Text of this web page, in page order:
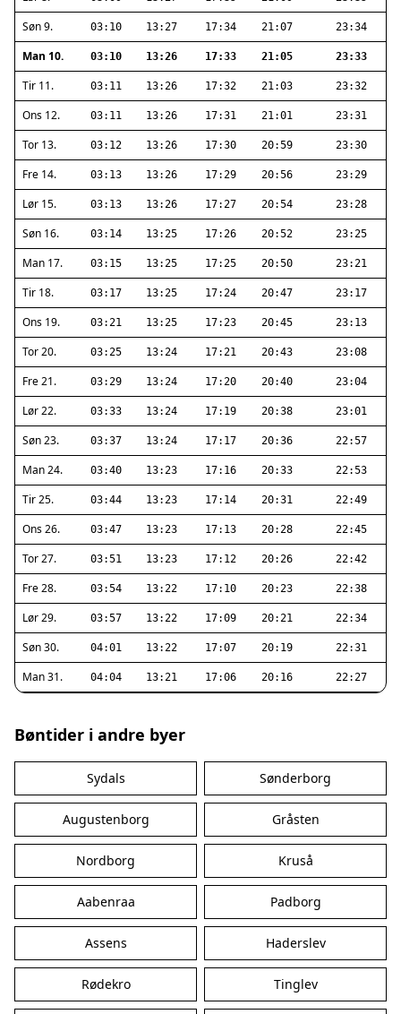
Søn 9. 03:10 13:27 17:34 21:07 23:34
Man 10. 03:10 13:26 17:33 21:05 23:33
Tir 11. 03:11 13:26 17:32 21:03 23:32
Ons 12. 03:11 13:26 17:31 21:01 23:31
Tor 13. 03:12 13:26 17:30 20:59 23:30
Fre 14. 03:13 13:26 17:29 20:56 23:29
Lør 15. 03:13 13:26 17:27 20:54 23:28
Søn 16. 03:14 13:25 17:26 20:52 23:25
Man 17. 03:15 13:25 17:25 20:50 23:21
Tir 18. 03:17 13:25 17:24 20:47 23:17
Ons 19. 03:21 13:25 17:23 20:45 23:13
Tor 20. 03:25 13:24 17:21 20:43 23:08
Fre 21. 03:29 13:24 17:20 20:40 23:04
Lør 22. 03:33 13:24 17:19 20:38 23:01
Søn 23. 03:37 13:24 17:17 20:36 22:57
Man 24. 03:40 13:23 17:16 20:33 22:53
Tir 25. 03:44 13:23 17:14 20:31 22:49
Ons 26. 03:47 13:23 17:13 20:28 22:45
Tor 27. 03:51 13:23 17:12 20:26 22:42
Fre 28. 03:54 13:22 17:10 20:23 22:38
Lør 29. 03:57 13:22 17:09 20:21 22:34
Søn 30. 04:01 13:22 17:07 20:19 22:31
Man 31. 04:04 13:21 17:06 20:16 22:27
Bøntider i andre byer
Sydals Sønderborg
Augustenborg Gråsten
Nordborg Kruså
Aabenraa Padborg
Assens Haderslev
Rødekro Tinglev